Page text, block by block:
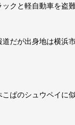
クと軽自動車を盗
だが出身地は横浜
ぱのシュウペイに